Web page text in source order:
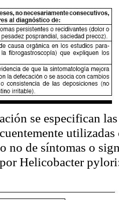
se especifican
no de síntomas o
Helicobacter